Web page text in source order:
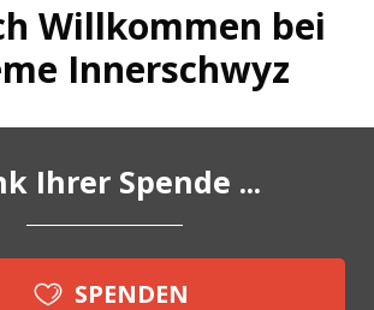
Willkommen bei
Innerschwyz
Ihrer Spende ...
SPENDEN